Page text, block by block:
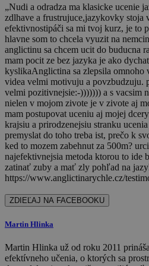
„Nudi a odradza ma klasicke ucenie
zdlhave a frustrujuce,jazykovky stoja
efektivnostipáči sa mi tvoj kurz, je to
hlavne som to chcela vyuzit na
anglictinu sa chcem ucit do buducna
mam pocit ze bez jazyka je ako
kyslikaAnglictina sa zlepsila omnoho
videa velmi motivuju a povzbudzuju.
velmi pozitivnejsie:-))))))) a s vacsim
nielen v mojom zivote je v zivote aj
mam postupovat uceniu aj mojej
krajsiu a prirodzenejsiu stranku
premyslat do toho treba ist, prečo k
ked to mozem zabehnut za 500m?
najefektivnejsia metoda ktorou to ide
zatinať zuby a mať zly pohľad na
https://www.anglictinarychle.cz/
ZDIEĽAJ NA FACEBOOKU
Martin Hlinka
Martin Hlinka už od roku 2011
efektívneho učenia, o ktorých sa